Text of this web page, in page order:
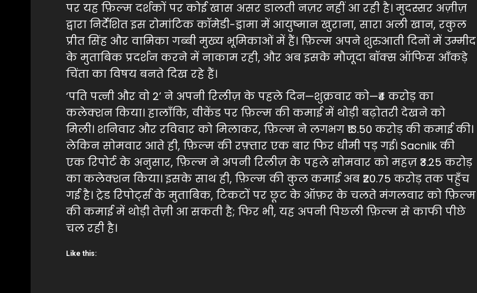
पर यह फ़िल्म दर्शकों पर कोई खास असर डालती नज़र नहीं आ रही है। मुदस्सर अज़ीज़
द्वारा निर्देशित इस रोमांटिक कॉमेडी-ड्रामा में आयुष्मान खुराना, सारा अली खान, रकुल
प्रीत सिंह और वामिका गब्बी मुख्य भूमिकाओं में हैं। फ़िल्म अपने शुरुआती दिनों में उम्मीद
के मुताबिक प्रदर्शन करने में नाकाम रही, और अब इसके मौजूदा बॉक्स ऑफिस आँकड़े
चिंता का विषय बनते दिख रहे हैं।
‘पति पत्नी और वो 2’ ने अपनी रिलीज़ के पहले दिन—शुक्रवार को—₹4 करोड़ का
कलेक्शन किया। हालाँकि, वीकेंड पर फ़िल्म की कमाई में थोड़ी बढ़ोतरी देखने को
मिली। शनिवार और रविवार को मिलाकर, फ़िल्म ने लगभग ₹13.50 करोड़ की कमाई की।
लेकिन सोमवार आते ही, फ़िल्म की रफ़्तार एक बार फिर धीमी पड़ गई। Sacnilk की
एक रिपोर्ट के अनुसार, फ़िल्म ने अपनी रिलीज़ के पहले सोमवार को महज़ ₹3.25 करोड़
का कलेक्शन किया। इसके साथ ही, फ़िल्म की कुल कमाई अब ₹20.75 करोड़ तक पहुँच
गई है। ट्रेड रिपोर्ट्स के मुताबिक, टिकटों पर छूट के ऑफ़र के चलते मंगलवार को फ़िल्म
की कमाई में थोड़ी तेज़ी आ सकती है; फिर भी, यह अपनी पिछली फ़िल्म से काफी पीछे
चल रही है।
Like this: